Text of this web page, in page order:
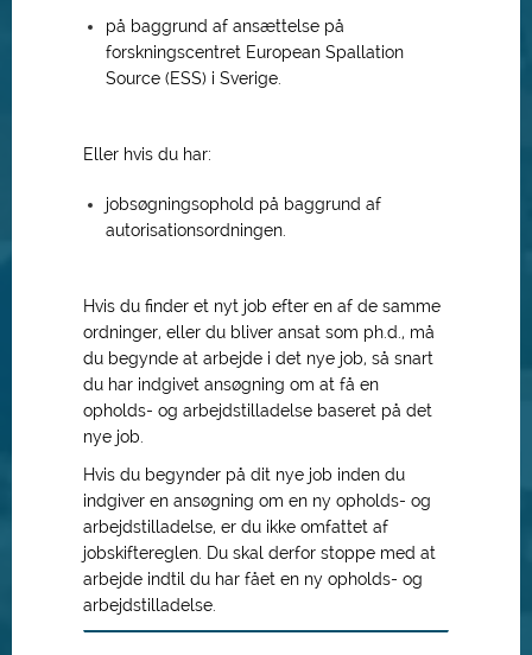
på baggrund af ansættelse på
forskningscentret European Spallation
Source (ESS) i Sverige.
Eller hvis du har:
jobsøgningsophold på baggrund af
autorisationsordningen.
Hvis du finder et nyt job efter en af de samme
ordninger, eller du bliver ansat som ph.d., må
du begynde at arbejde i det nye job, så snart
du har indgivet ansøgning om at få en
opholds- og arbejdstilladelse baseret på det
nye job.
Hvis du begynder på dit nye job inden du
indgiver en ansøgning om en ny opholds- og
arbejdstilladelse, er du ikke omfattet af
jobskiftereglen. Du skal derfor stoppe med at
arbejde indtil du har fået en ny opholds- og
arbejdstilladelse.